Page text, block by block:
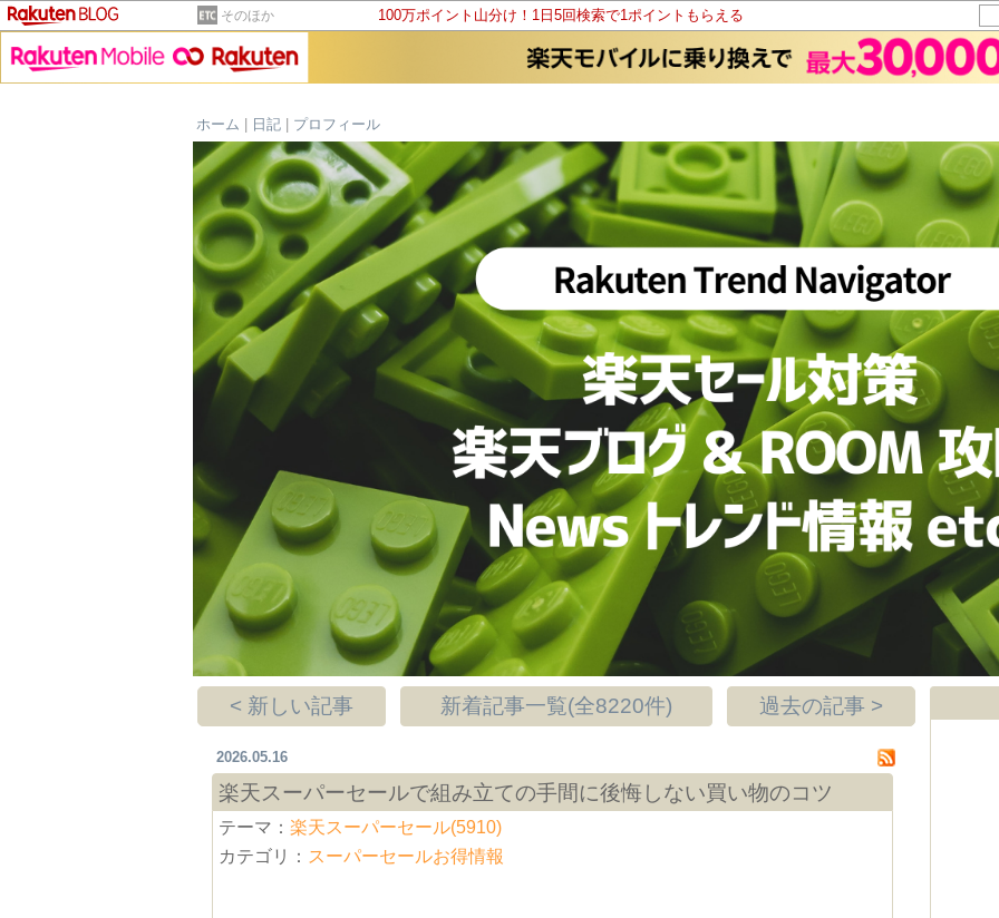
そのほか 100万ポイント山分け！1日5回検索で1ポイントもらえる
ホーム 日記 プロフィール
< 新しい記事 新着記事一覧(全8220件) 過去の記事 >
2026.05.16
楽天スーパーセールで組み立ての手間に後悔しない買い物のコツ
テーマ：楽天スーパーセール(5910)
カテゴリ： スーパーセールお得情報